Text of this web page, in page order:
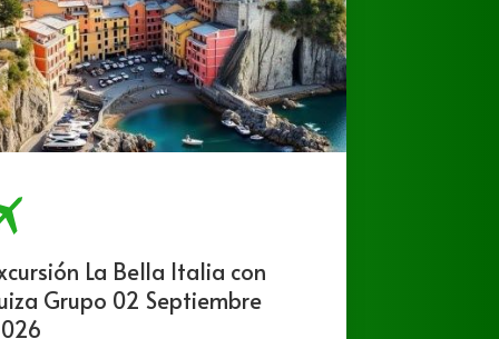
La Bella Italia con
Grupo 02 Septiembre